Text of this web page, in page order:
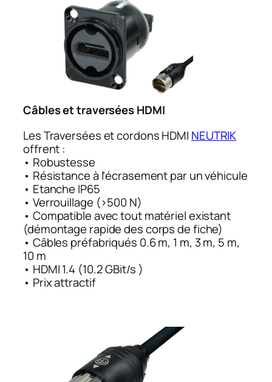
Câbles et traversées HDMI
Les Traversées et cordons HDMI NEUTRIK
offrent :
• Robustesse
• Résistance à l’écrasement par un véhicule
• Etanche IP65
• Verrouillage (>500 N)
• Compatible avec tout matériel existant
(démontage rapide des corps de fiche)
• Câbles préfabriqués 0.6 m, 1 m, 3 m, 5 m,
10 m
• HDMI 1.4 (10.2 GBit/s )
• Prix attractif